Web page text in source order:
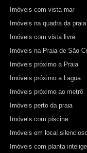
Imóveis com vista mar
Imóveis na quadra da praia
Imóveis com vista livre
Imóveis na Praia de São
Imóveis próximo a Praia
Imóveis próximo a Lagoa
Imóveis próximo ao metrô
Imóveis perto da praia
Imóveis com piscina
Imóveis em local
Imóveis com planta